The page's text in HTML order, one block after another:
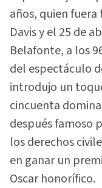
años, quien
Davis y el 25 de
Belafonte, a los
del espectáculo
introdujo un
cincuenta
después famoso
los derechos
en ganar un
Oscar honorífico.